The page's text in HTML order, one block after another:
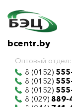
bcentr.by
Оптовый отдел:
8 (0152)
8 (0152)
8 (0152)
8 (029) 889-